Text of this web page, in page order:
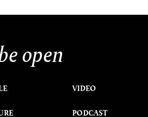
open
VIDEO
PODCAST